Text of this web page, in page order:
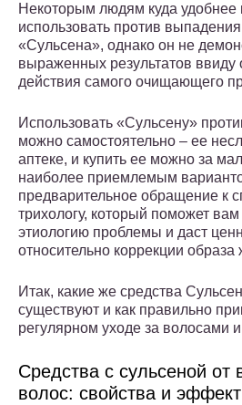
Некоторым людям куда
использовать против
«Сульсена», однако он не
выраженных результатов ввиду
действия самого очищающего
Использовать «Сульсену»
можно самостоятельно – ее
аптеке, и купить ее можно за
наиболее приемлемым
предварительное обращение к
трихологу, который поможет вам
этиологию проблемы и даст
относительно коррекции
Итак, какие же средства
существуют и как правильно
регулярном уходе за волосами
Средства с сульсеной от
волос: свойства и